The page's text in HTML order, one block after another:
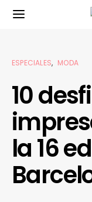
ESPECIALES MODA
10
la 16